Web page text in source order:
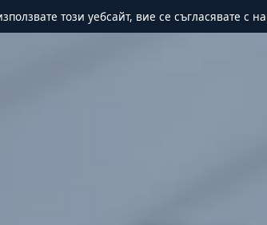
този уебсайт, вие се съгласявате с